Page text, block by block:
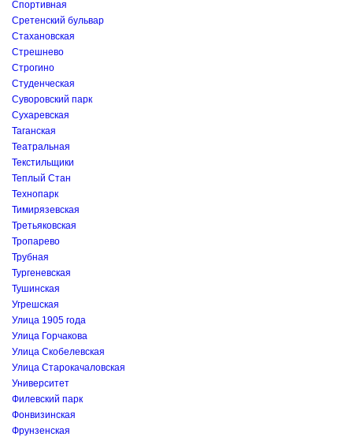
Спортивная
Сретенский бульвар
Стахановская
Стрешнево
Строгино
Студенческая
Суворовский парк
Сухаревская
Таганская
Театральная
Текстильщики
Теплый Стан
Технопарк
Тимирязевская
Третьяковская
Тропарево
Трубная
Тургеневская
Тушинская
Угрешская
Улица 1905 года
Улица Горчакова
Улица Скобелевская
Улица Старокачаловская
Университет
Филевский парк
Фонвизинская
Фрунзенская